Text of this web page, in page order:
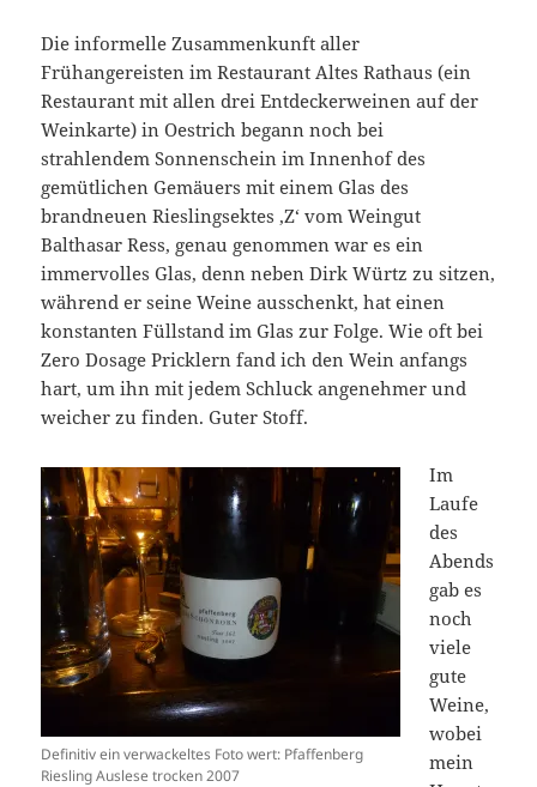
Die informelle Zusammenkunft aller
Frühangereisten im Restaurant Altes Rathaus (ein
Restaurant mit allen drei Entdeckerweinen auf der
Weinkarte) in Oestrich begann noch bei
strahlendem Sonnenschein im Innenhof des
gemütlichen Gemäuers mit einem Glas des
brandneuen Rieslingsektes ,Z‘ vom Weingut
Balthasar Ress, genau genommen war es ein
immervolles Glas, denn neben Dirk Würtz zu sitzen,
während er seine Weine ausschenkt, hat einen
konstanten Füllstand im Glas zur Folge. Wie oft bei
Zero Dosage Pricklern fand ich den Wein anfangs
hart, um ihn mit jedem Schluck angenehmer und
weicher zu finden. Guter Stoff.
Definitiv ein verwackeltes Foto wert: Pfaffenberg
Riesling Auslese trocken 2007
Im
Laufe
des
Abends
gab es
noch
viele
gute
Weine,
wobei
mein